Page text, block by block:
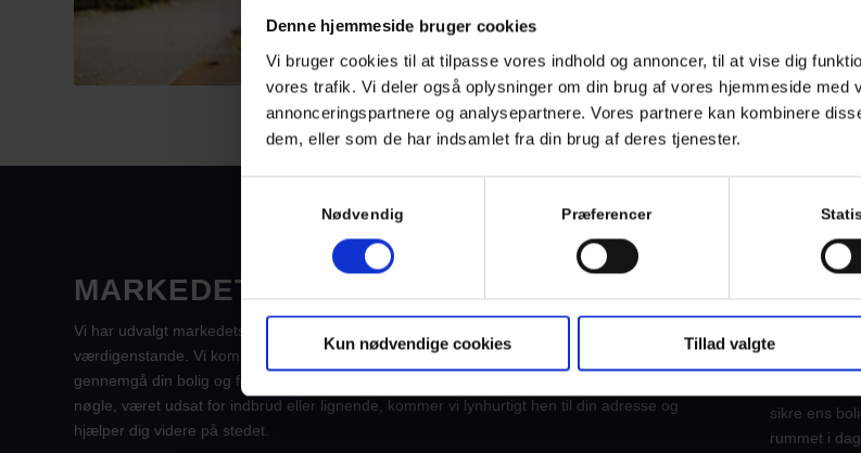
Denne hjemmeside bruger cookies
Vi bruger cookies til at tilpasse vores indhold og annoncer, til at vise dig
vores trafik. Vi deler også oplysninger om din brug af vores hjemmeside med
annonceringspartnere og analysepartnere. Vores partnere kan kombinere
dem, eller som de har indsamlet fra din brug af deres tjenester.
Nødvendig Præferencer
Kun nødvendige cookies Tillad valgte
Til private
og
kvalitet og
forlader den.
MARKEDETS BEDSTE PRODUKTER
Vi har udvalgt markedets bedste produkter og systemer, som sikrer din bolig og dine
værdigenstande. Vi kommer hjertens gerne ud og besøger dig på din adresse for at
gennemgå din bolig og foreslå den mest optimale løsning. Og hvis du har mistet din
nøgle, været udsat for indbrud eller lignende, kommer vi lynhurtigt hen til din adresse og
hjælper dig videre på stedet.
NY
Hos
bedste
sikre ens
rummet i